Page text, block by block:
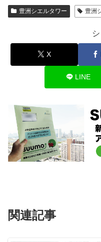
豊洲シエルタワー 豊洲
X
LINE
関連記事